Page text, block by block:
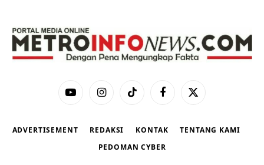
YouTubeInstagramTikTok Facebook
X
ADVERTISEMENT REDAKSI KONTAK
TENTANG KAMI
PEDOMAN CYBER